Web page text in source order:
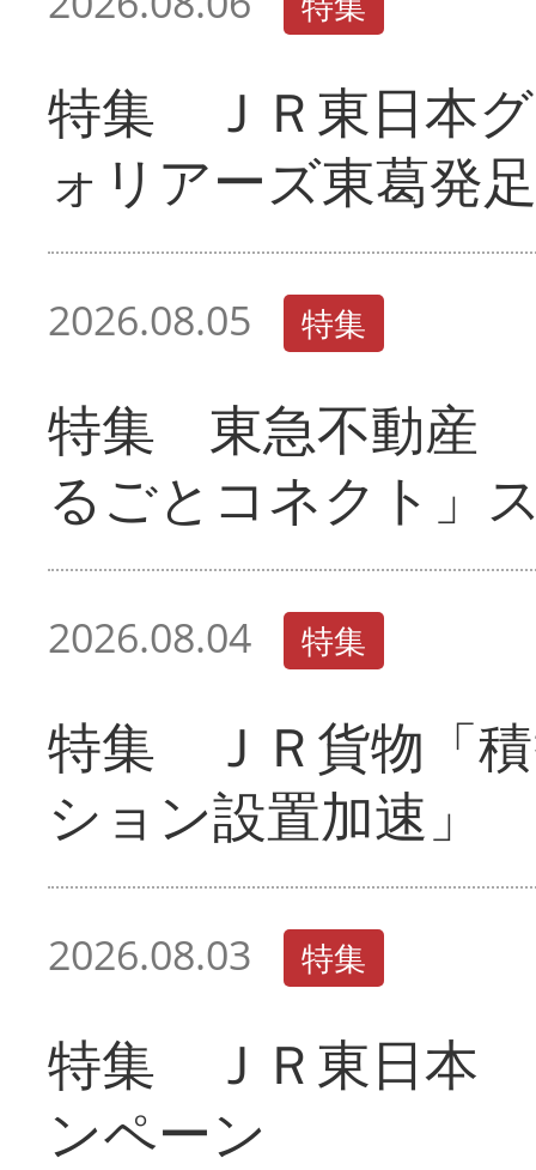
特集 ＪＲ東日本
ォリアーズ東葛発足
2026.08.05 特集
特集 東急不動産
るごとコネクト」
2026.08.04 特集
特集 ＪＲ貨物「
ション設置加速」
2026.08.03 特集
特集 ＪＲ東日本
ンペーン